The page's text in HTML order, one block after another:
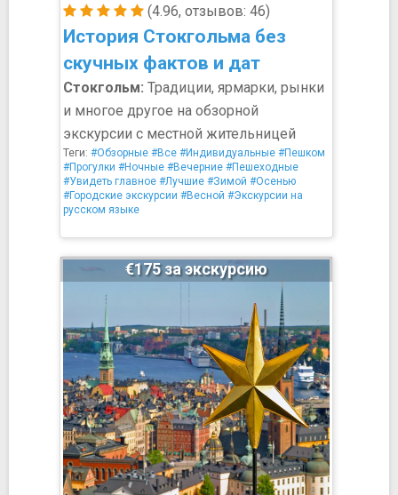
(4.96, отзывов: 46)
История Стокгольма без
скучных фактов и дат
Стокгольм: Традиции, ярмарки, рынки
и многое другое на обзорной
экскурсии с местной жительницей
Теги: #Обзорные #Все #Индивидуальные #Пешком
#Прогулки #Ночные #Вечерние #Пешеходные
#Увидеть главное #Лучшие #Зимой #Осенью
#Городские экскурсии #Весной #Экскурсии на
русском языке
€175 за экскурсию